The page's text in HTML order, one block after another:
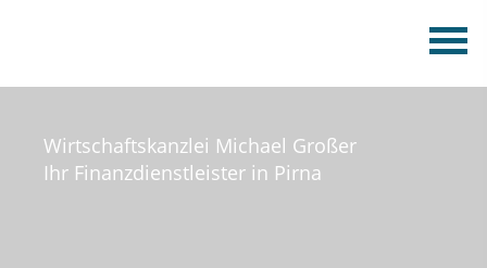
Wirtschaftskanzlei Michael Großer
Ihr Finanzdienstleister in Pirna